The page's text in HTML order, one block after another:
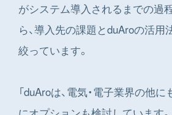
がシステム導入されるまでの過
ら、導入先の課題とduAroの活用
絞っています。
「duAroは、電気・電子業界の他